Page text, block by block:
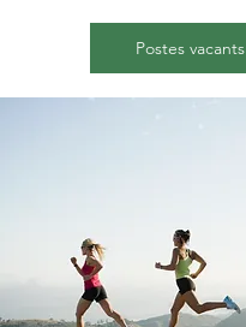
Postes vacants